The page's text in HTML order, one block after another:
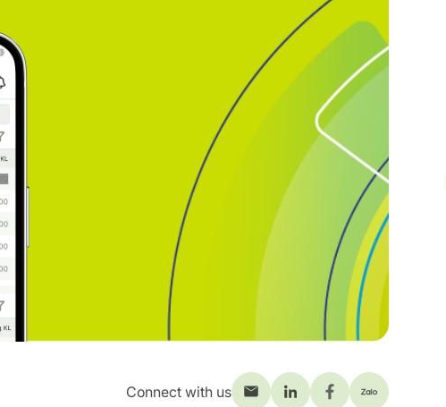
Connect with us